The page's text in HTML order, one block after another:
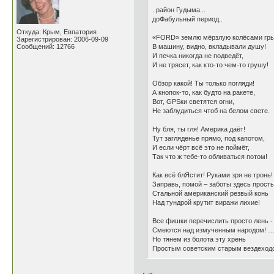
Откуда: Крым, Евпатория
Зарегистрирован: 2006-09-09
Сообщений: 12766
..район Гудыма...
доФабульный период..
«FORD» землю мёрзлую колёсами
В машину, видно, вкладывали душу!
И печка никогда не подведёт,
И не трясет, как кто-то чем-то грушу!
Обзор какой! Ты только погляди!
А кнопок-то, как будто на ракете,
Вот, GPSки светятся огни,
Не заблудиться чтоб на белом свете.
Ну бля, ты гля! Америка даёт!
Тут загляденье прямо, под капотом,
И если чёрт всё это не поймёт,
Так что ж тебе-то обливаться потом!
Как всё блЯстит! Руками зря не тронь!
Заправь, помой – заботы здесь
Стальной американский резвый конь
Над тундрой крутит виражи лихие!
Все фишки перечислить просто лень -
Смеются над измученным народом! …
Но тянем из болота эту хрень
Простым советским старым